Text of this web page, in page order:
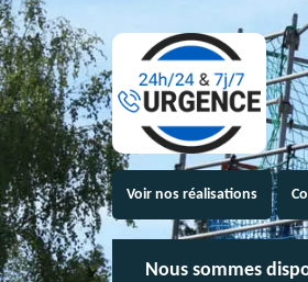
Voir nos réalisations
Nous sommes